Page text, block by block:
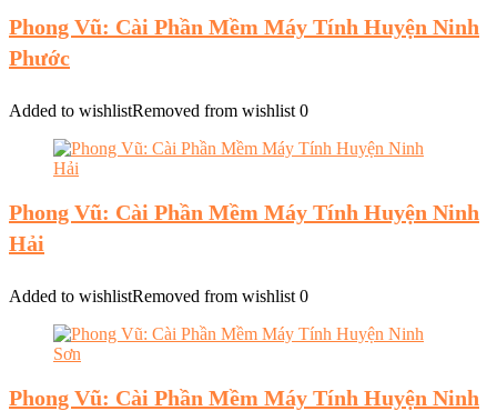
Phong Vũ: Cài Phần Mềm Máy Tính Huyện Ninh
Phước
Added to wishlistRemoved from wishlist 0
Phong Vũ: Cài Phần Mềm Máy Tính Huyện Ninh
Hải
Added to wishlistRemoved from wishlist 0
Phong Vũ: Cài Phần Mềm Máy Tính Huyện Ninh